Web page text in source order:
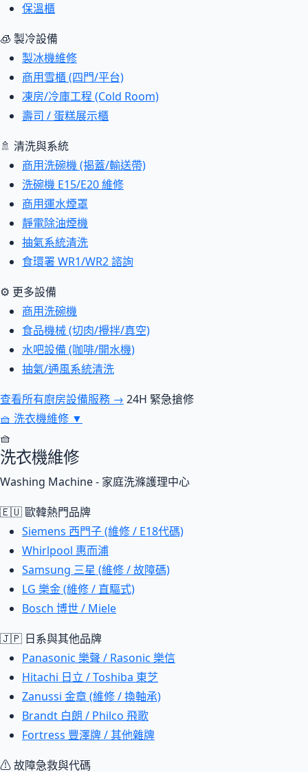
保溫櫃
🧊 製冷設備
製冰機維修
商用雪櫃 (四門/平台)
凍房/冷庫工程 (Cold Room)
壽司 / 蛋糕展示櫃
🚿 清洗與系統
商用洗碗機 (揭蓋/輸送帶)
洗碗機 E15/E20 維修
商用運水煙罩
靜電除油煙機
抽氣系統清洗
食環署 WR1/WR2 諮詢
⚙ 更多設備
商用洗碗機
食品機械 (切肉/攪拌/真空)
水吧設備 (咖啡/開水機)
抽氣/通風系統清洗
查看所有廚房設備服務 → 24H 緊急搶修
🧺 洗衣機維修 ▼
🧺
洗衣機維修
Washing Machine - 家庭洗滌護理中心
🇪🇺 歐韓熱門品牌
Siemens 西門子 (維修 / E18代碼)
Whirlpool 惠而浦
Samsung 三星 (維修 / 故障碼)
LG 樂金 (維修 / 直驅式)
Bosch 博世 / Miele
🇯🇵 日系與其他品牌
Panasonic 樂聲 / Rasonic 樂信
Hitachi 日立 / Toshiba 東芝
Zanussi 金章 (維修 / 換軸承)
Brandt 白朗 / Philco 飛歌
Fortress 豐澤牌 / 其他雜牌
⚠ 故障急救與代碼